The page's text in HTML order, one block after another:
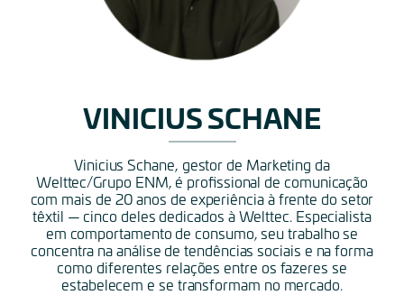
VINICIUS SCHANE
Vinicius Schane, gestor de Marketing da
Welttec/Grupo ENM, é profissional de comunicação
com mais de 20 anos de experiência à frente do setor
têxtil — cinco deles dedicados à Welttec. Especialista
em comportamento de consumo, seu trabalho se
concentra na análise de tendências sociais e na forma
como diferentes relações entre os fazeres se
estabelecem e se transformam no mercado.